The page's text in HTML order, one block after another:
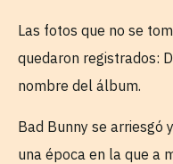
Las fotos que no se
quedaron registrados:
nombre del álbum.
Bad Bunny se arriesgó
una época en la que a